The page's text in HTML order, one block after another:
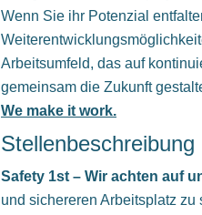
Wenn Sie ihr Potenzial
Arbeitsumfeld, das auf
gemeinsam die Zukunft
We make it work.
Stellenbeschreibung
Safety 1st – Wir achten auf
und sichereren Arbeitsplatz